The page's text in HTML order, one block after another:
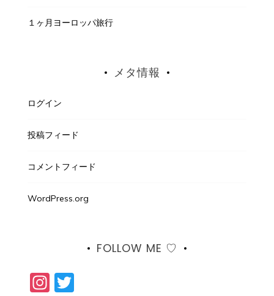
１ヶ月ヨーロッパ旅行
メタ情報
ログイン
投稿フィード
コメントフィード
WordPress.org
FOLLOW ME ♡
Instagram
Twitter